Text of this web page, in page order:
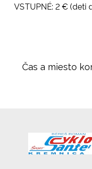
VSTUPNÉ: 2 € (deti
Čas a miesto